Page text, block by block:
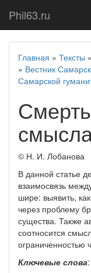
Phil63.ru
Главная » Тексты »
» Вестник
Самарской
© Н. И. Лобанова
В данной статье
взаимосвязь
шире: выявить,
через проблему
существа. Также
соотносится
ограниченностью
Ключевые слова